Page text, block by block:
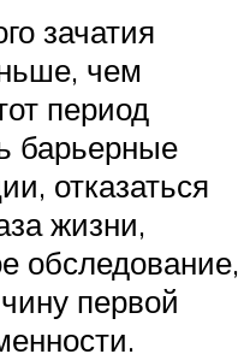
зачатия
чем
период
барьерные
отказаться
жизни,
обследование,
первой